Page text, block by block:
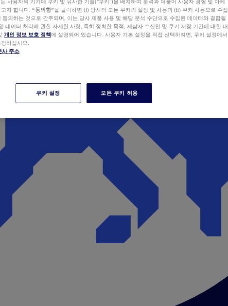
는 사용자의 기기에 쿠키 및 유사한 기술("쿠키")을 배치하여 분석과 더불어 사용자 경험 및 마케
자 합니다. “동의함”을 클릭하면 (i) 당사의 모든 쿠키의 설정 및 사용과 (ii) 쿠키 사용으로 수집
동의하는 것으로 간주되며, 이는 당사 제품 사용 및 해당 분석 수단으로 수집된 데이터와 결합될
데이터 처리에 관한 자세한 사항, 특히 정확한 목적, 제삼자 수신인 및 쿠키 저장 기간에 대한 내
개인 정보 보호 정책에 설명되어 있습니다. 사용자 기본 설정을 직접 선택하려면, 쿠키 설정에서
하십시오.
사 주소
쿠키 설정 모든 쿠키 허용